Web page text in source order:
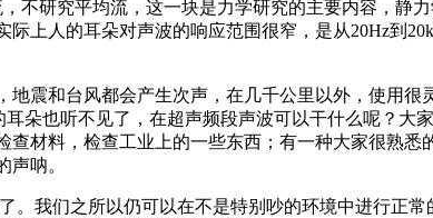
不研究平均流，这一块是力学研究的主要内容，静
际上人的耳朵对声波的响应范围很窄，是从20Hz到
震和台风都会产生次声，在几千公里以外，使用
朵也听不见了，在超声频段声波可以干什么呢？
材料，检查工业上的一些东西；有一种大家很熟
呐。
。我们之所以仍可以在不是特别吵的环境中进行正